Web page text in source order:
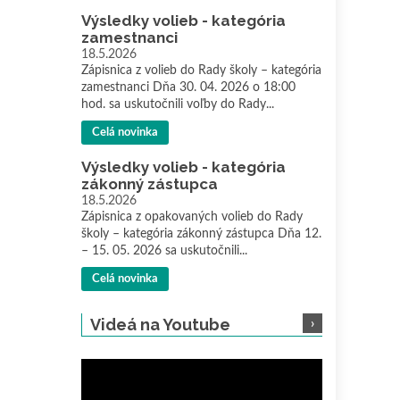
Výsledky volieb - kategória
zamestnanci
18.5.2026
Zápisnica z volieb do Rady školy – kategória
zamestnanci Dňa 30. 04. 2026 o 18:00
hod. sa uskutočnili voľby do Rady...
Celá novinka
Výsledky volieb - kategória
zákonný zástupca
18.5.2026
Zápisnica z opakovaných volieb do Rady
školy – kategória zákonný zástupca Dňa 12.
– 15. 05. 2026 sa uskutočnili...
Celá novinka
Videá na Youtube